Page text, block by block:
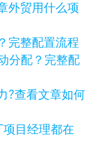
外贸用什么项
分配？完整配
查看文章如何